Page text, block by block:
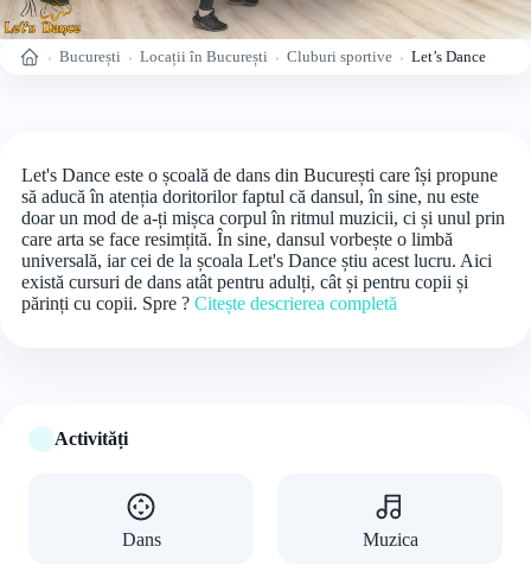
Acasă București Locații în București Cluburi sportive Let’s Dance
Let's Dance este o școală de dans din București care își propune
să aducă în atenția doritorilor faptul că dansul, în sine, nu este
doar un mod de a-ți mișca corpul în ritmul muzicii, ci și unul prin
care arta se face resimțită. În sine, dansul vorbește o limbă
universală, iar cei de la școala Let's Dance știu acest lucru. Aici
există cursuri de dans atât pentru adulți, cât și pentru copii și
părinți cu copii. Spre ? Citește descrierea completă
Activități
Dans Muzica